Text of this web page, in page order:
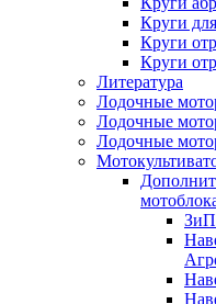
Круги
Круги
Круги
Литература
Лодочные
Лодочные
Лодочные
ЗиП